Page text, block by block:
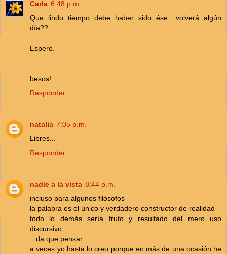
Carla 6:48 p.m.
Que lindo tiempo debe haber sido ése....volverá algún
día??
Espero.
besos!
Responder
natalia 7:05 p.m.
Libres...
Responder
nadie a la vista 8:44 p.m.
incluso para algunos filósofos
la palabra es el único y verdadero constructor de realidad
todo lo demás sería fruto y resultado del mero uso
discursivo
...da que pensar...
a veces yo hasta lo creo porque en más de una ocasión he